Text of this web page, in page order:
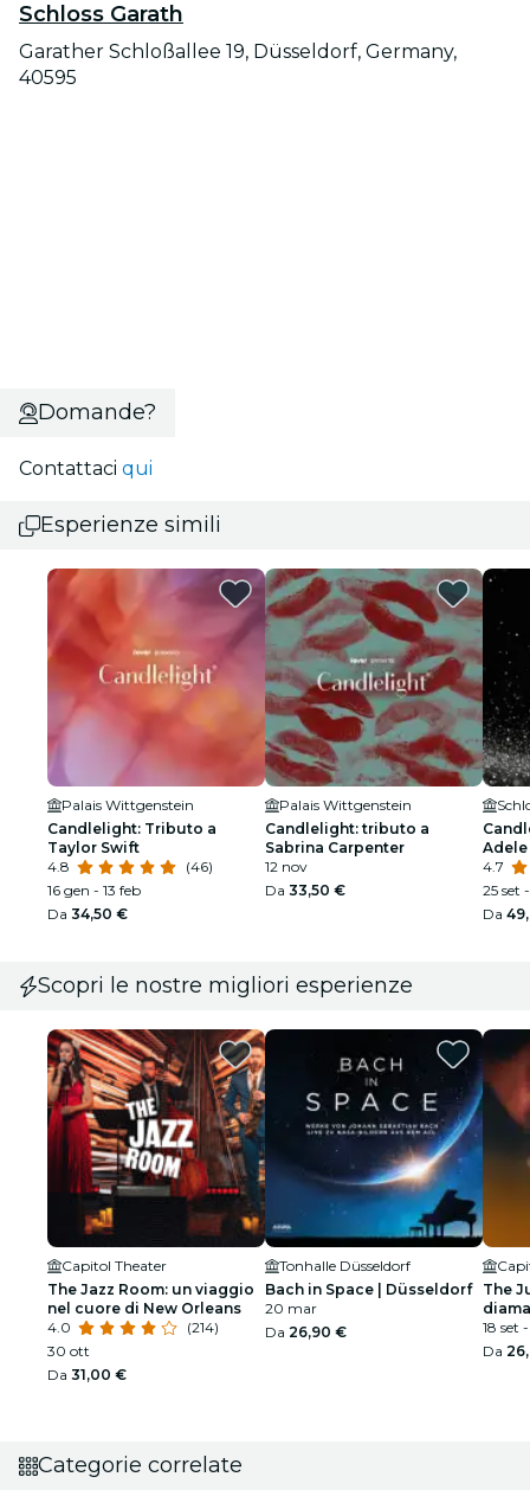
Schloss Garath
Garather Schloßallee 19, Düsseldorf, Germany,
40595
Domande?
Contattaci qui
Esperienze simili
Palais Wittgenstein
Candlelight: Tributo a
Taylor Swift
4.8
(46)
16 gen - 13 feb
Da 34,50 €
Palais Wittgenstein
Candlelight: tributo a
Sabrina Carpenter
12 nov
Da 33,50 €
Adele
4.7
25 set
Da
Scopri le nostre migliori esperienze
Capitol Theater
The Jazz Room: un viaggio
nel cuore di New Orleans
4.0
(214)
30 ott
Da 31,00 €
Tonhalle Düsseldorf
Bach in Space | Düsseldorf
20 mar
Da 26,90 €
The
morto
18 set
Da
Categorie correlate